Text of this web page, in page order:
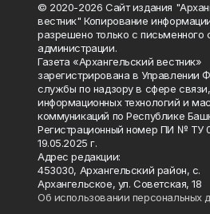
© 2020-2026 Сайт издания
вестник" Копирование
разрешено только с письменного
администрации.
Газета «Архангельский вестник»
зарегистрирована в Управлении
службы по надзору в сфере связи,
информационных технологий и
коммуникаций по Республике
Регистрационный номер ПИ № ТУ
19.05.2025 г.
Адрес редакции:
453030, Архангельский район, с.
Архангельское, ул. Советская, 18
Об использовании персональных